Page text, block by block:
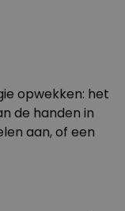
opwekken: het
de handen in
aan, of een